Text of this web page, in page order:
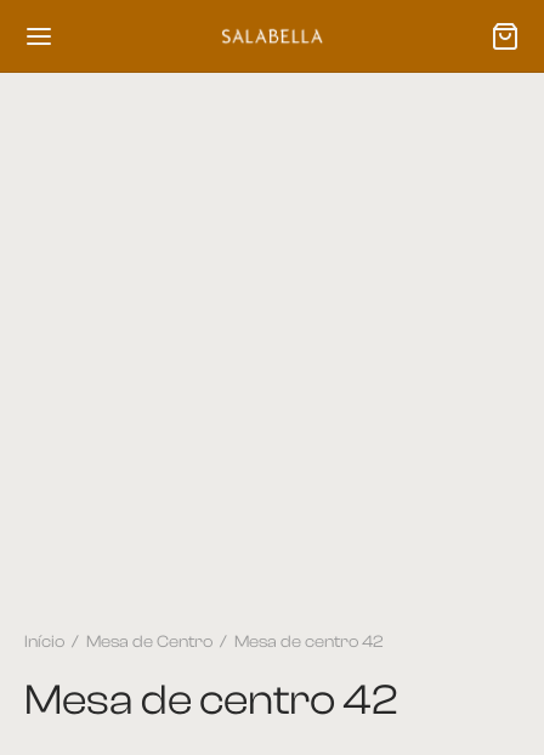
Início / Mesa de Centro / Mesa de centro 42
Mesa de centro 42